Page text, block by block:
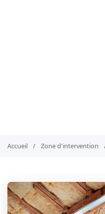
Accueil / Zone d'intervention